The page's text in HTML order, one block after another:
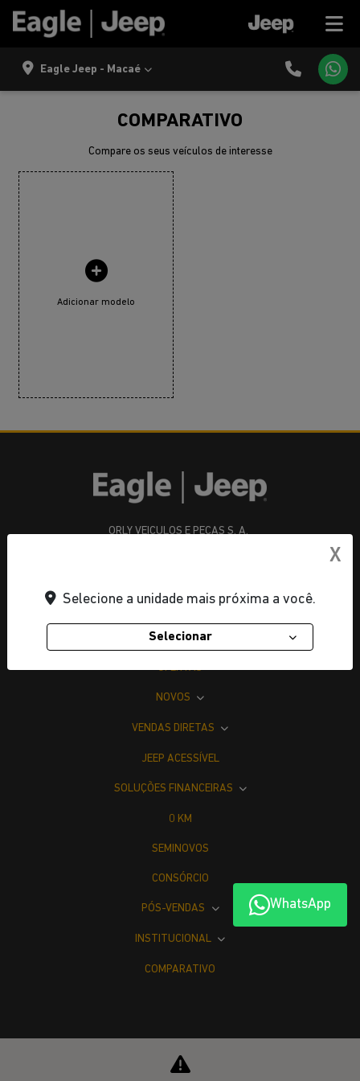
Eagle Jeep - Macaé
COMPARATIVO
Compare os seus veículos de interesse
Adicionar modelo
WhatsApp
ORLY VEICULOS E PECAS S. A.
Rua Professora Iracema Sales Pessanha, 141 A - Botafogo,
OFERTAS
NOVOS
VENDAS DIRETAS
JEEP ACESSÍVEL
SOLUÇÕES FINANCEIRAS
0 KM
SEMINOVOS
CONSÓRCIO
PÓS-VENDAS
INSTITUCIONAL
COMPARATIVO
X
Selecione a unidade mais próxima a você.
Selecionar